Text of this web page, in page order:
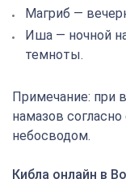
Магриб —
Иша — ночной
темноты.
Примечание: при
намазов
небосводом.
Кибла онлайн в